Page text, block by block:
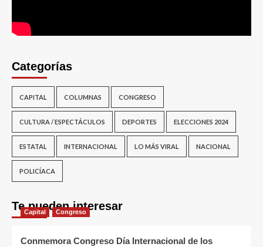
Categorías
CAPITAL COLUMNAS CONGRESO
CULTURA / ESPECTÁCULOS DEPORTES ELECCIONES 2024
ESTATAL INTERNACIONAL LO MÁS VIRAL NACIONAL
POLICÍACA
Te pueden interesar
Capital Congreso
Conmemora Congreso Día Internacional de los